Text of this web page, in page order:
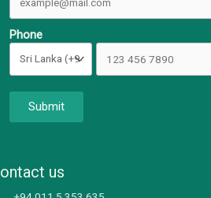
Phone
Submit
us